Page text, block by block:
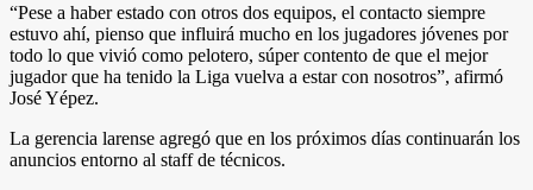
“Pese a haber estado con otros dos equipos, el contacto siempre
estuvo ahí, pienso que influirá mucho en los jugadores jóvenes por
todo lo que vivió como pelotero, súper contento de que el mejor
jugador que ha tenido la Liga vuelva a estar con nosotros”, afirmó
José Yépez.
La gerencia larense agregó que en los próximos días continuarán los
anuncios entorno al staff de técnicos.